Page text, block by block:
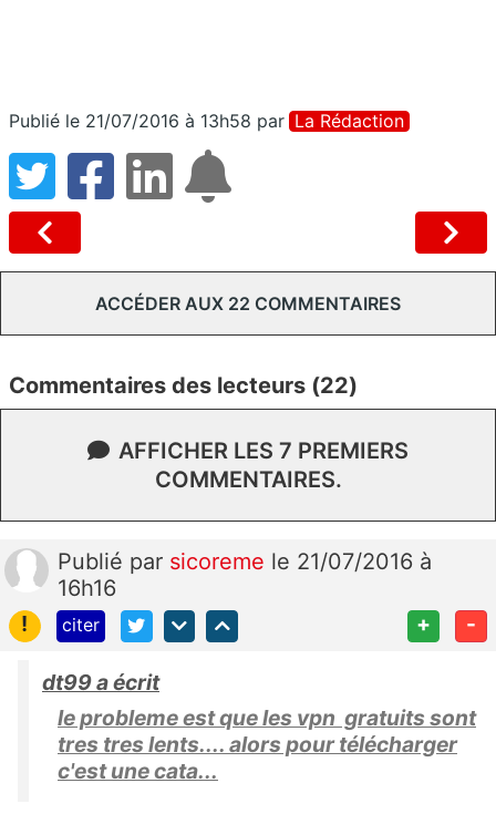
Publié le 21/07/2016 à 13h58 par La Rédaction
ACCÉDER AUX 22 COMMENTAIRES
Commentaires des lecteurs (22)
AFFICHER LES 7 PREMIERS
COMMENTAIRES.
Publié par sicoreme le 21/07/2016 à
16h16
!
citer + -
dt99 a écrit
le probleme est que les vpn gratuits sont
tres tres lents.... alors pour télécharger
c'est une cata...